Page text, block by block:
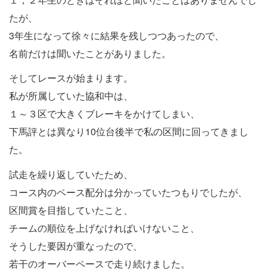
たが、
3年生になって徐々に結果を残しつつあったので、
名前だけは聞いたことがありました。
そしてレースが始まります。
私が所属していた協和中は、
１～３区で大きくブレーキをかけてしまい、
下馬評とは異なり10位台後半で私の区間に回ってきまし
た。
試走を繰り返していたため、
コース内のペース配分は分かっていたつもりでしたが、
区間賞を目指していたこと、
チームの順位を上げなければいけないこと、
そうした要因が重なったので、
若干のオーバーペースで走り続けました。